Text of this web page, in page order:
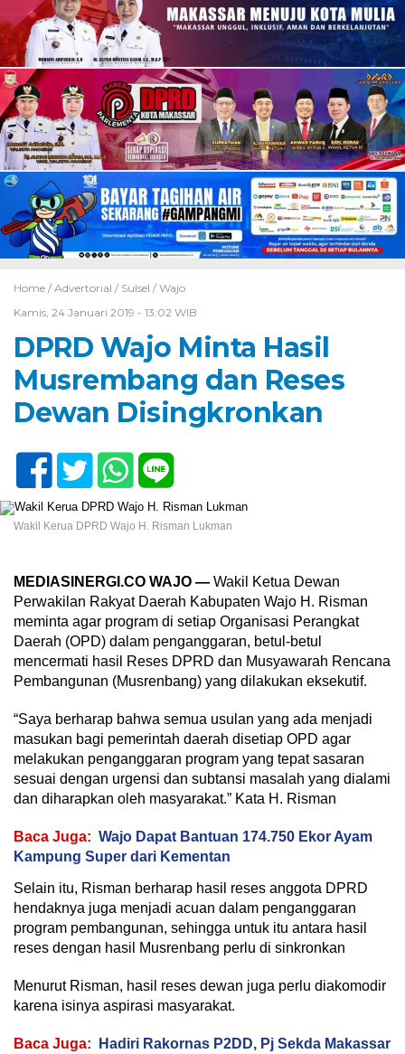
Home / Advertorial / Sulsel / Wajo
Kamis, 24 Januari 2019 - 13:02 WIB
DPRD Wajo Minta Hasil
Musrembang dan Reses
Dewan Disingkronkan
Wakil Kerua DPRD Wajo H. Risman Lukman
MEDIASINERGI.CO WAJO — Wakil Ketua Dewan
Perwakilan Rakyat Daerah Kabupaten Wajo H. Risman
meminta agar program di setiap Organisasi Perangkat
Daerah (OPD) dalam penganggaran, betul-betul
mencermati hasil Reses DPRD dan Musyawarah Rencana
Pembangunan (Musrenbang) yang dilakukan eksekutif.
“Saya berharap bahwa semua usulan yang ada menjadi
masukan bagi pemerintah daerah disetiap OPD agar
melakukan penganggaran program yang tepat sasaran
sesuai dengan urgensi dan subtansi masalah yang dialami
dan diharapkan oleh masyarakat.” Kata H. Risman
Baca Juga: Wajo Dapat Bantuan 174.750 Ekor Ayam
Kampung Super dari Kementan
Selain itu, Risman berharap hasil reses anggota DPRD
hendaknya juga menjadi acuan dalam penganggaran
program pembangunan, sehingga untuk itu antara hasil
reses dengan hasil Musrenbang perlu di sinkronkan
Menurut Risman, hasil reses dewan juga perlu diakomodir
karena isinya aspirasi masyarakat.
Baca Juga:
Hadiri Rakornas P2DD, Pj Sekda Makassar